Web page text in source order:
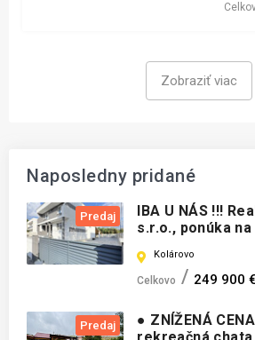
Zobraziť viac
Naposledny pridané
Predaj
IBA U NÁS !!!
s.r.o., ponúka na
tichej časti
Kolárovo
Celkovo 249 900 €
Predaj
● ZNÍŽENÁ
rekreačná chata